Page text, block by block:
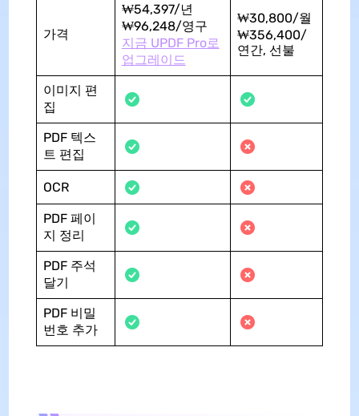
가격
₩54,397/년
₩96,248/영구
지금 UPDF Pro로
업그레이드
₩30,800/월
₩356,400/
연간, 선불
이미지 편
집
PDF 텍스
트 편집
OCR
PDF 페이
지 정리
PDF 주석
달기
PDF 비밀
번호 추가